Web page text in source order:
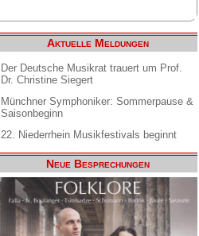
Aktuelle Meldungen
Der Deutsche Musikrat trauert um Prof.
Dr. Christine Siegert
Münchner Symphoniker: Sommerpause &
Saisonbeginn
22. Niederrhein Musikfestivals beginnt
Neue Besprechungen